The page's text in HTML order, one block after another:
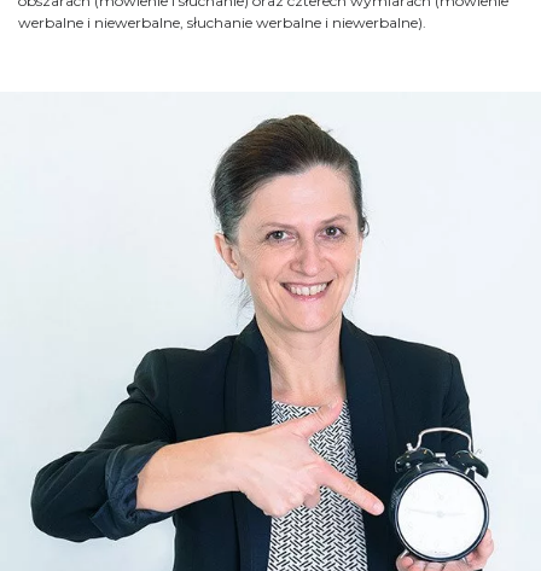
werbalne i niewerbalne, słuchanie werbalne i niewerbalne).